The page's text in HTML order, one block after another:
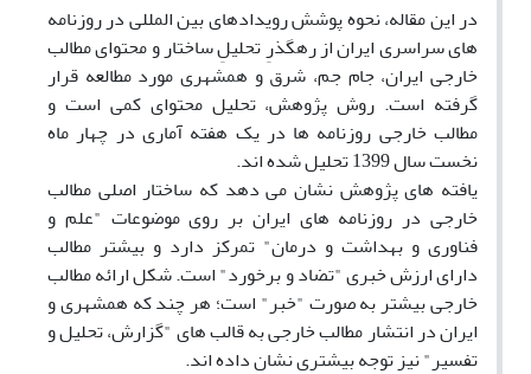
در این مقاله، نحوه پوشش رویدادهای بین المللی در روزنامه
های سراسری ایران از رهگذرِ تحلیلِ ساختار و محتوای مطالب
خارجی ایران، جام جم، شرق و همشهری مورد مطالعه قرار
گرفته است. روش پژوهش، تحلیل محتوای کمی است و
مطالب خارجی روزنامه ها در یک هفته آماری در چهار ماه
نخست سال 1399 تحلیل شده اند.
یافته های پژوهش نشان می دهد که ساختار اصلی مطالب
خارجی در روزنامه های ایران بر روی موضوعات "علم و
فناوری و بهداشت و درمان" تمرکز دارد و بیشتر مطالب
دارای ارزش خبری "تضاد و برخورد" است. شکل ارائه مطالب
خارجی بیشتر به صورت "خبر" است؛ هر چند که همشهری و
ایران در انتشار مطالب خارجی به قالب های "گزارش، تحلیل و
تفسیر" نیز توجه بیشتری نشان داده اند.